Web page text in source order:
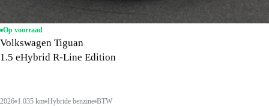
Op voorraad
Volkswagen Tiguan
1.5 eHybrid R-Line Edition
2026 1.035 km Hybride benzine BTW